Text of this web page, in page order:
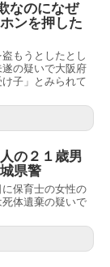
なのになぜ
ンを押した
もうとしたとし
の疑いで大阪府
子」とみられて
の２１歳男
県警
保育士の女性の
体遺棄の疑いで